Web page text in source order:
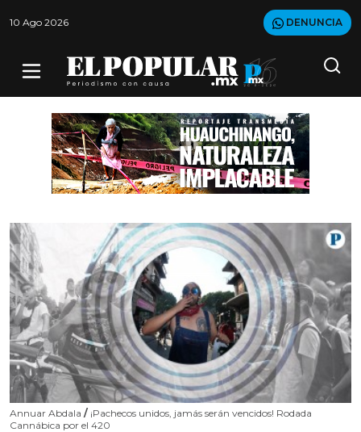
10 Ago 2026 DENUNCIA
Annuar Abdala / ¡Pachecos unidos, jamás serán vencidos! Rodada
Cannábica por el 420